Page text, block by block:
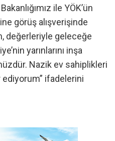
ile YÖK’ün
görüş alışverişinde
değerleriyle geleceğe
yarınlarını inşa
Nazik ev sahiplikleri
ediyorum” ifadelerini